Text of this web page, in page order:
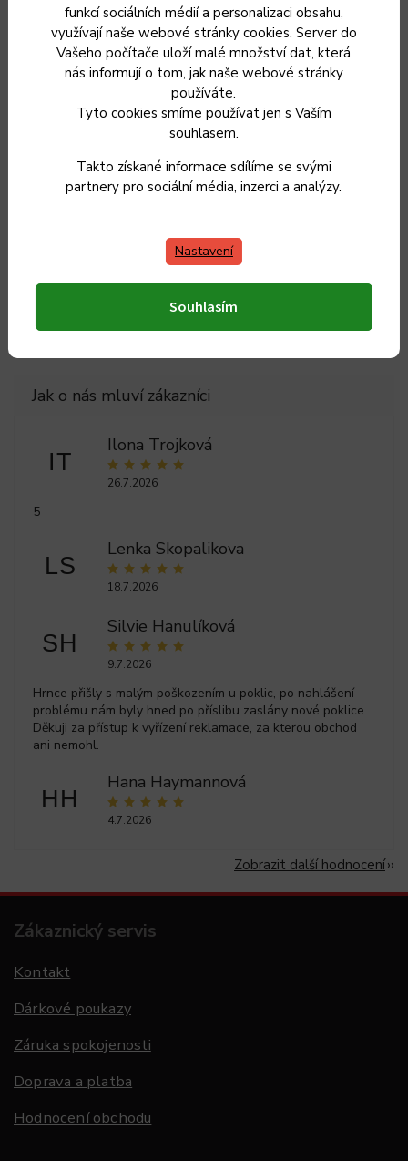
funkcí sociálních médií a personalizaci obsahu,
využívají naše webové stránky cookies. Server do
Vašeho počítače uloží malé množství dat, která
nás informují o tom, jak naše webové stránky
používáte.
Tyto cookies smíme používat jen s Vaším
souhlasem.
Takto získané informace sdílíme se svými
partnery pro sociální média, inzerci a analýzy.
Nastavení
Souhlasím
Hmotnost 1 kg
Doplňkové parametry
Příslušenství pro Big Green Egg
Záruka: 2 roky
EAN: 665719120731
IT
Ilona Trojková
26.7.2026
5
LS
Lenka Skopalikova
18.7.2026
SH
Silvie Hanulíková
9.7.2026
Hrnce přišly s malým poškozením u poklic, po nahlášení
problému nám byly hned po příslibu zaslány nové poklice.
Děkuji za přístup k vyřízení reklamace, za kterou obchod
ani nemohl.
HH
Hana Haymannová
4.7.2026
Zobrazit další hodnocení
Zákaznický servis
Kontakt
Dárkové poukazy
Záruka spokojenosti
Doprava a platba
Hodnocení obchodu